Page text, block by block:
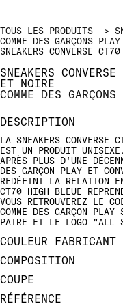
TOUS LES PRODUITS
COMME DES GARÇONS PLAY
SNEAKERS CONVERSE
SNEAKERS
ET NOIRE
COMME DES
DESCRIPTION
LA SNEAKERS CONVERSE
EST UN PRODUIT UNISEXE.
APRÈS PLUS D'UNE
DES GARÇON PLAY ET
REDÉFINI LA RELATION
CT70 HIGH BLEUE
VOUS RETROUVEREZ LE
COMME DES GARÇON
PAIRE ET LE LOGO "ALL
COULEUR FABRICANT
COMPOSITION
COUPE
RÉFÉRENCE